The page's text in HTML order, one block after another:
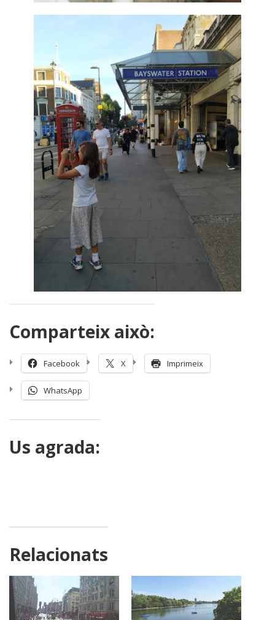
Comparteix això:
Facebook X Imprimeix
WhatsApp
Us agrada:
Relacionats